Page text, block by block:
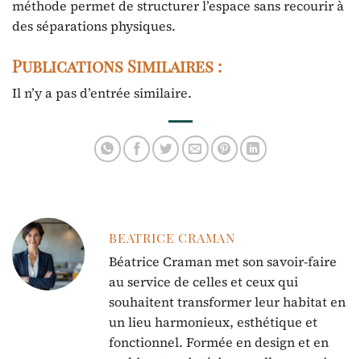
méthode permet de structurer l’espace sans recourir à
des séparations physiques.
Publications Similaires :
Il n’y a pas d’entrée similaire.
BEATRICE CRAMAN
Béatrice Craman met son savoir-faire
au service de celles et ceux qui
souhaitent transformer leur habitat en
un lieu harmonieux, esthétique et
fonctionnel. Formée en design et en